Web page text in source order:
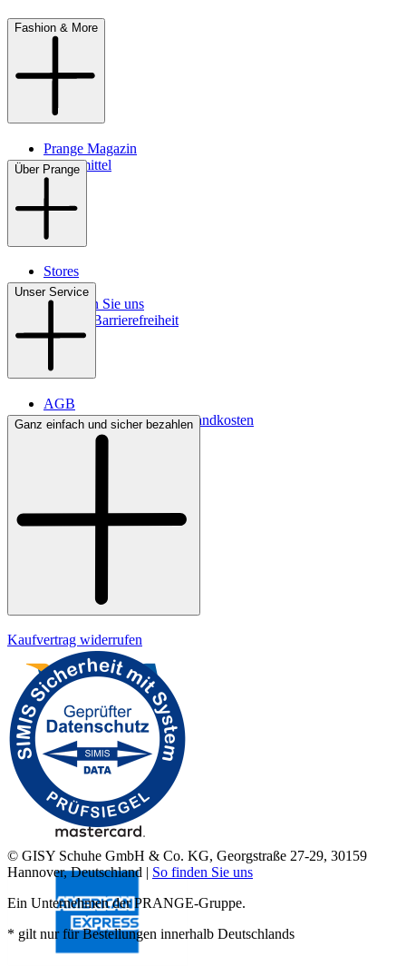
Fashion & More
Prange Magazin
Pflegemittel
Über Prange
Stores
Kontakt
So finden Sie uns
Digitale Barrierefreiheit
Unser Service
AGB
Lieferbedingungen & Versandkosten
Bezahlung
Ganz einfach und sicher bezahlen
Kaufvertrag widerrufen
© GISY Schuhe GmbH & Co. KG, Georgstraße 27-29, 30159
Hannover, Deutschland | So finden Sie uns
Ein Unternehmen der PRANGE-Gruppe.
* gilt nur für Bestellungen innerhalb Deutschlands